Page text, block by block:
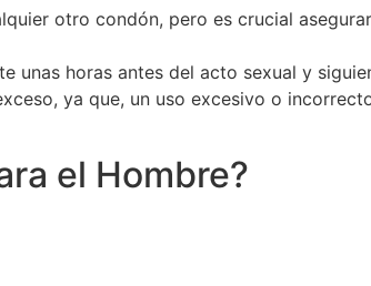
otro condón, pero es crucial
unas horas antes del acto sexual y
ya que, un uso excesivo o
el Hombre?